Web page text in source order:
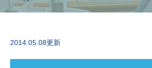
2014.05.08更新